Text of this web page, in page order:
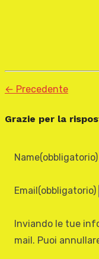
← Precedente
Grazie per la
Name(obbligatorio)
Email(obbligatorio)
Inviando le tue
mail. Puoi